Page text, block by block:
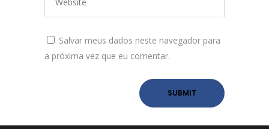
Salvar meus dados neste navegador para
a próxima vez que eu comentar.